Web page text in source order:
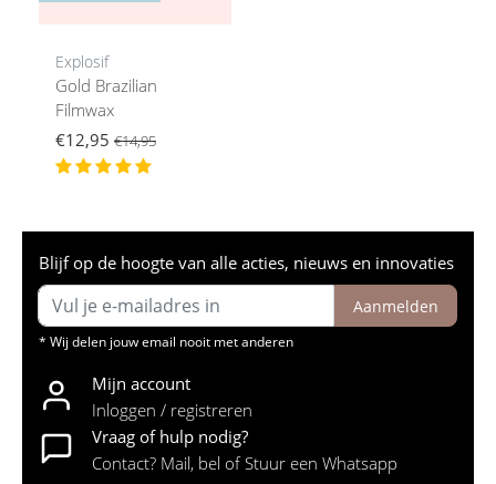
Explosif
Gold Brazilian
Filmwax
€12,95 €14,95
Blijf op de hoogte van alle acties, nieuws en innovaties
Aanmelden
* Wij delen jouw email nooit met anderen
Mijn account
Inloggen / registreren
Vraag of hulp nodig?
Contact? Mail, bel of Stuur een Whatsapp